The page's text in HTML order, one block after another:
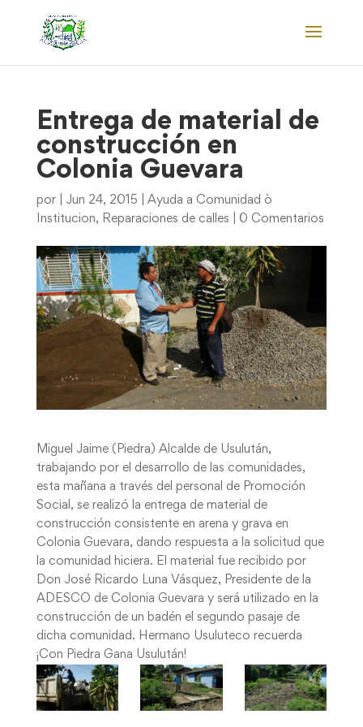
Entrega de material de
construcción en
Colonia Guevara
por Jun 24, 2015
Ayuda a Comunidad ò
Institucion, Reparaciones de calles 0 Comentarios
Miguel Jaime (Piedra) Alcalde de Usulután,
trabajando por el desarrollo de las comunidades,
esta mañana a través del personal de Promoción
Social, se realizó la entrega de material de
construcción consistente en arena y grava en
Colonia Guevara, dando respuesta a la solicitud que
la comunidad hiciera. El material fue recibido por
Don José Ricardo Luna Vásquez, Presidente de la
ADESCO de Colonia Guevara y será utilizado en la
construcción de un badén el segundo pasaje de
dicha comunidad. Hermano Usuluteco recuerda
¡Con Piedra Gana Usulután!